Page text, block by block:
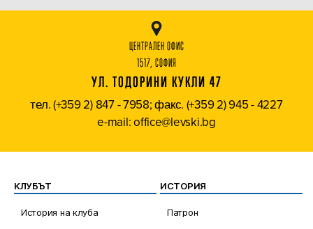
ЦЕНТРАЛЕН ОФИС
1517, СОФИЯ
УЛ. ТОДОРИНИ КУКЛИ 47
тел. (+359 2) 847 - 7958; факс. (+359 2) 945 - 4227
e-mail: office@levski.bg
КЛУБЪТ
История на клуба
ИСТОРИЯ
Патрон